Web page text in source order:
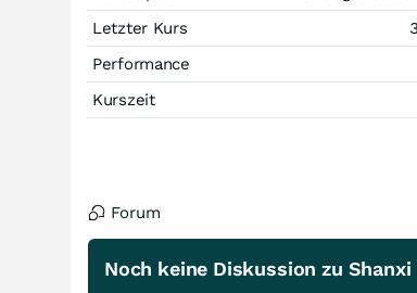
Letzter Kurs
Performance
Kurszeit
Forum
Noch keine Diskussion zu